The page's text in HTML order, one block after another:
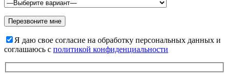
Я даю свое согласие на обработку персональных данных и
соглашаюсь с политикой конфиденциальности